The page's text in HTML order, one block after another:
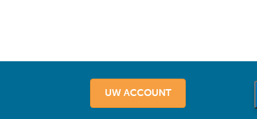
UW ACCOUNT